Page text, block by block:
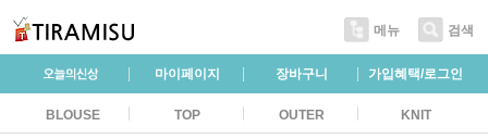
메뉴 검색
마이페이지 장바구니 가입혜택/로그인
BLOUSE TOP OUTER KNIT